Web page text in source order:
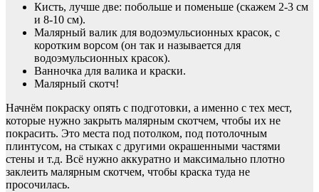
Кисть, лучше две: побольше и поменьше (скажем 2-3 см
и 8-10 см).
Малярный валик для водоэмульсионных красок, с
коротким ворсом (он так и называется для
водоэмульсионных красок).
Ванночка для валика и краски.
Малярный скотч!
Начнём покраску опять с подготовки, а именно с тех мест,
которые нужно закрыть малярным скотчем, чтобы их не
покрасить. Это места под потолком, под потолочным
плинтусом, на стыках с другими окрашенными частями
стены и т.д. Всё нужно аккуратно и максимально плотно
заклеить малярным скотчем, чтобы краска туда не
просочилась.